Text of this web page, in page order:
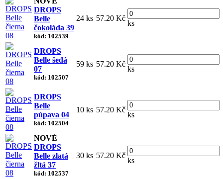
DROPS
Belle
čokoláda 39
kód: 102539
24 ks 57.20 Kč
ks
DROPS
Belle šedá
07
kód: 102507
59 ks 57.20 Kč
ks
DROPS
Belle
púpava 04
kód: 102504
10 ks 57.20 Kč
ks
NOVÉ
DROPS
Belle zlatá
žltá 37
kód: 102537
30 ks 57.20 Kč
ks